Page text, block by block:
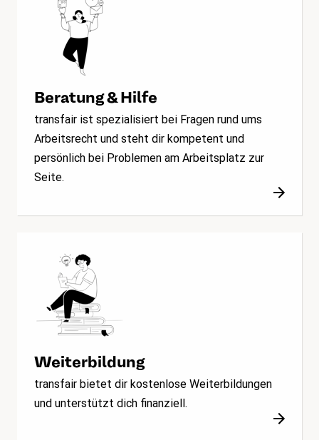
Beratung & Hilfe
transfair ist spezialisiert bei Fragen rund ums
Arbeitsrecht und steht dir kompetent und
persönlich bei Problemen am Arbeitsplatz zur
Seite.
Weiterbildung
transfair bietet dir kostenlose Weiterbildungen
und unterstützt dich finanziell.